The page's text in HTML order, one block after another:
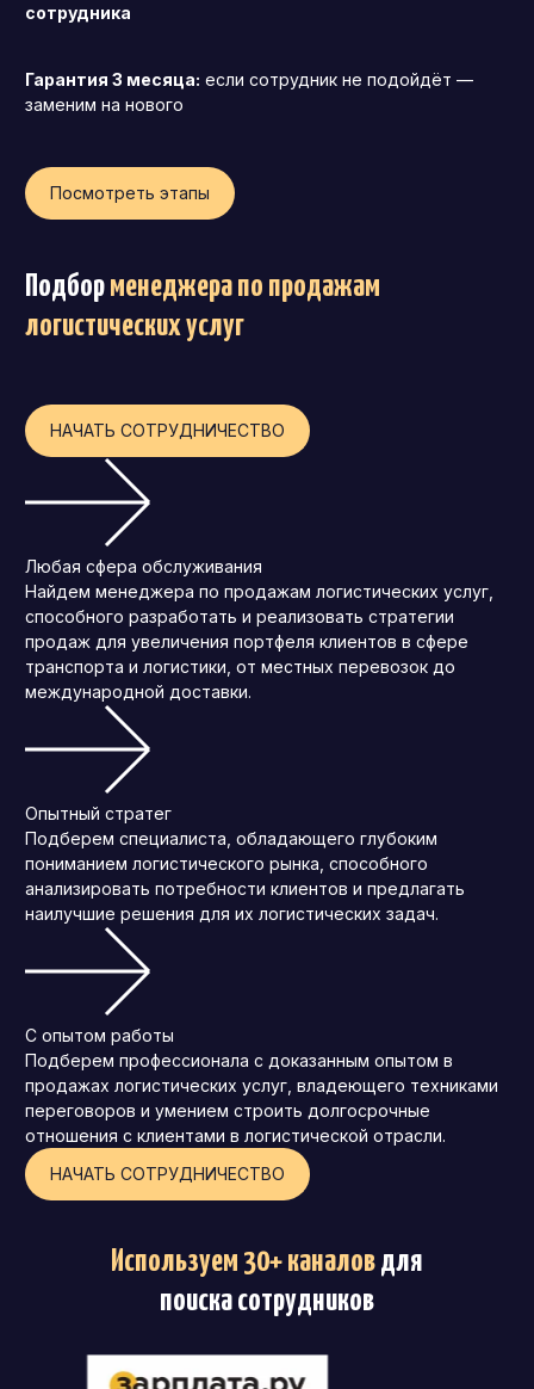
сотрудника
Гарантия 3 месяца: если сотрудник не подойдёт —
заменим на нового
Посмотреть этапы
Подборменеджера по продажам
логистических услуг
НАЧАТЬ СОТРУДНИЧЕСТВО
Любая сфера обслуживания
Найдем менеджера по продажам логистических услуг,
способного разработать и реализовать стратегии
продаж для увеличения портфеля клиентов в сфере
транспорта и логистики, от местных перевозок до
международной доставки.
Опытный стратег
Подберем специалиста, обладающего глубоким
пониманием логистического рынка, способного
анализировать потребности клиентов и предлагать
наилучшие решения для их логистических задач.
С опытом работы
Подберем профессионала с доказанным опытом в
продажах логистических услуг, владеющего техниками
переговоров и умением строить долгосрочные
отношения с клиентами в логистической отрасли.
НАЧАТЬ СОТРУДНИЧЕСТВО
Используем 30+ каналовдля
поиска сотрудников